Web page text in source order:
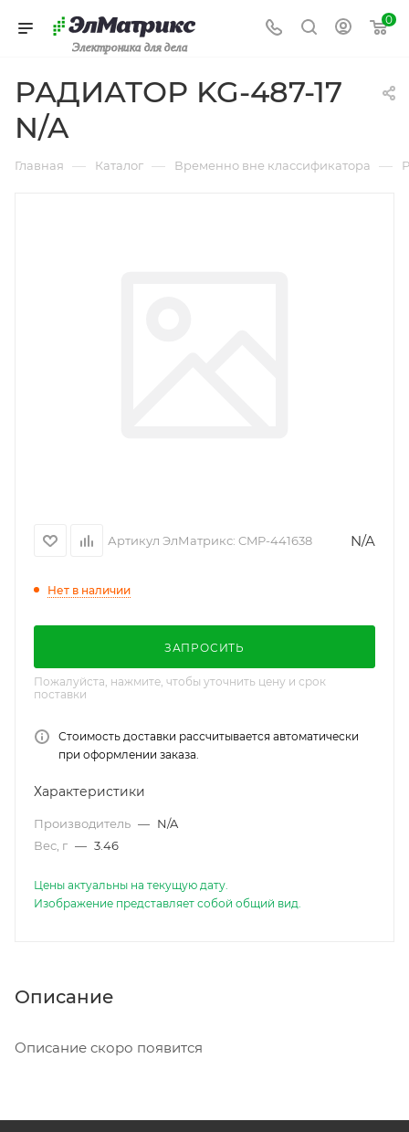
Электроника для дела
0
РАДИАТОР KG-487-17
N/A
Главная — Каталог — Временно вне классификатора —
Артикул ЭлМатрикс: CMP-441638 N/A
Нет в наличии
ЗАПРОСИТЬ
Пожалуйста, нажмите, чтобы уточнить цену и срок
поставки
Стоимость доставки рассчитывается автоматически
при оформлении заказа.
Характеристики
Производитель — N/A
Вес, г — 3.46
Цены актуальны на текущую дату.
Изображение представляет собой общий вид.
Описание
Описание скоро появится